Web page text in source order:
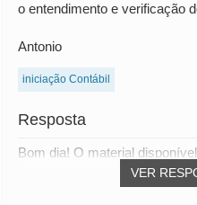
o entendimento e verificação
Antonio
iniciação Contábil
Resposta
VER
Bom dia! O material